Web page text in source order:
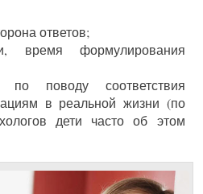
ответов;
время формулирования
по поводу соответствия
в реальной жизни (по
дети часто об этом